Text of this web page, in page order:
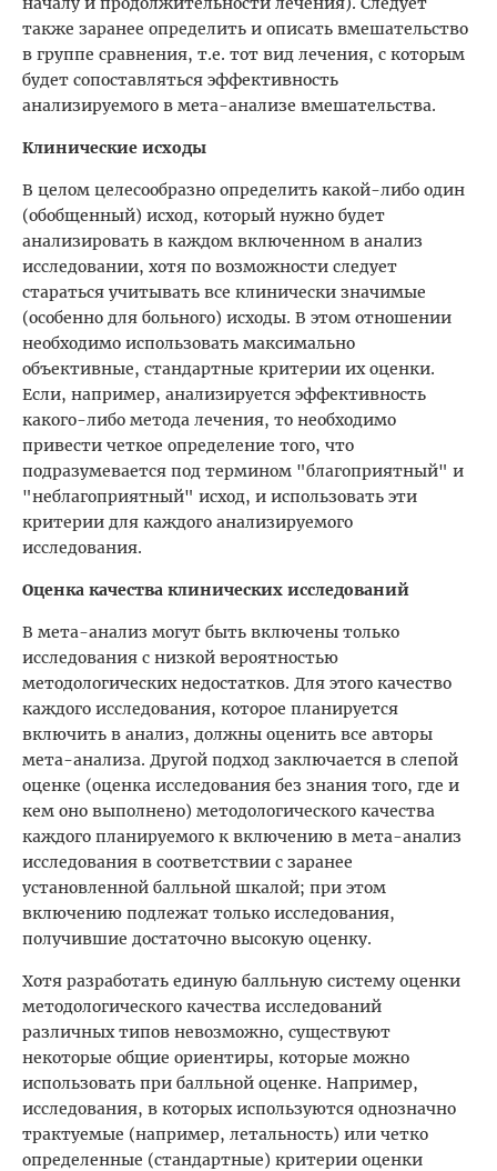
также заранее определить и описать вмешательство
в группе сравнения, т.е. тот вид лечения, с которым
будет сопоставляться эффективность
анализируемого в мета-анализе вмешательства.
Клинические исходы
В целом целесообразно определить какой-либо один
(обобщенный) исход, который нужно будет
анализировать в каждом включенном в анализ
исследовании, хотя по возможности следует
стараться учитывать все клинически значимые
(особенно для больного) исходы. В этом отношении
необходимо использовать максимально
объективные, стандартные критерии их оценки.
Если, например, анализируется эффективность
какого-либо метода лечения, то необходимо
привести четкое определение того, что
подразумевается под термином "благоприятный" и
"неблагоприятный" исход, и использовать эти
критерии для каждого анализируемого
исследования.
Оценка качества клинических исследований
В мета-анализ могут быть включены только
исследования с низкой вероятностью
методологических недостатков. Для этого качество
каждого исследования, которое планируется
включить в анализ, должны оценить все авторы
мета-анализа. Другой подход заключается в слепой
оценке (оценка исследования без знания того, где и
кем оно выполнено) методологического качества
каждого планируемого к включению в мета-анализ
исследования в соответствии с заранее
установленной балльной шкалой; при этом
включению подлежат только исследования,
получившие достаточно высокую оценку.
Хотя разработать единую балльную систему оценки
методологического качества исследований
различных типов невозможно, существуют
некоторые общие ориентиры, которые можно
использовать при балльной оценке. Например,
исследования, в которых используются однозначно
трактуемые (например, летальность) или четко
определенные (стандартные) критерии оценки